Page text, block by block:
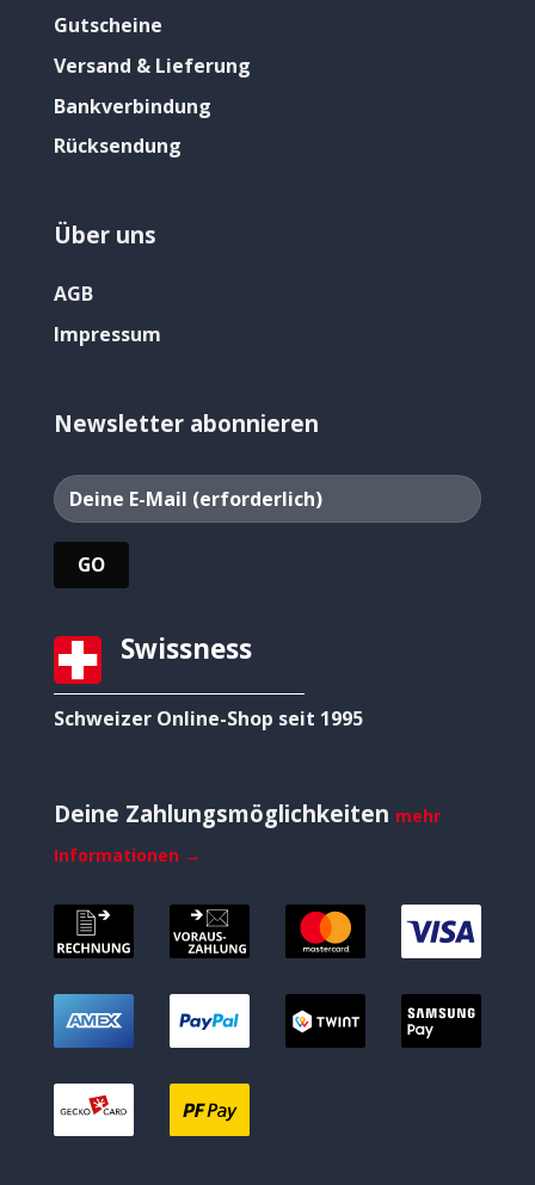
Gutscheine
Versand & Lieferung
Bankverbindung
Rücksendung
Über uns
AGB
Impressum
Newsletter abonnieren
Swissness
Schweizer Online-Shop seit 1995
Deine Zahlungsmöglichkeiten mehr
Informationen →